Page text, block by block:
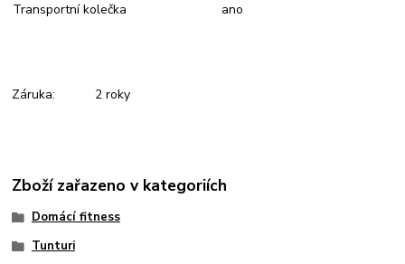
Transportní kolečka
ano
Záruka: 2 roky
Zboží zařazeno v kategoriích
Domácí fitness
Tunturi